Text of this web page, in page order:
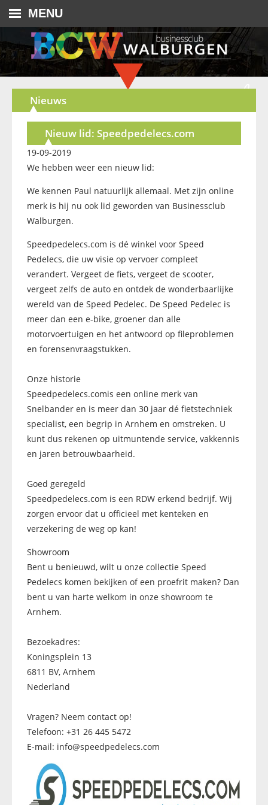
MENU
Nieuws
Nieuw lid: Speedpedelecs.com
19-09-2019
We hebben weer een nieuw lid:
We kennen Paul natuurlijk allemaal. Met zijn online
merk is hij nu ook lid geworden van Businessclub
Walburgen.
Speedpedelecs.com is dé winkel voor Speed
Pedelecs, die uw visie op vervoer compleet
verandert. Vergeet de fiets, vergeet de scooter,
vergeet zelfs de auto en ontdek de wonderbaarlijke
wereld van de Speed Pedelec. De Speed Pedelec is
meer dan een e-bike, groener dan alle
motorvoertuigen en het antwoord op fileproblemen
en forensenvraagstukken.
Onze historie
Speedpedelecs.comis een online merk van
Snelbander en is meer dan 30 jaar dé fietstechniek
specialist, een begrip in Arnhem en omstreken. U
kunt dus rekenen op uitmuntende service, vakkennis
en jaren betrouwbaarheid.
Goed geregeld
Speedpedelecs.com is een RDW erkend bedrijf. Wij
zorgen ervoor dat u officieel met kenteken en
verzekering de weg op kan!
Showroom
Bent u benieuwd, wilt u onze collectie Speed
Pedelecs komen bekijken of een proefrit maken? Dan
bent u van harte welkom in onze showroom te
Arnhem.
Bezoekadres:
Koningsplein 13
6811 BV, Arnhem
Nederland
Vragen? Neem contact op!
Telefoon: +31 26 445 5472
E-mail: info@speedpedelecs.com